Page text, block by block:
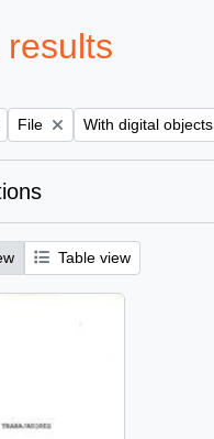
Remove filter:
File Remove filter:
With digital objects
Table view